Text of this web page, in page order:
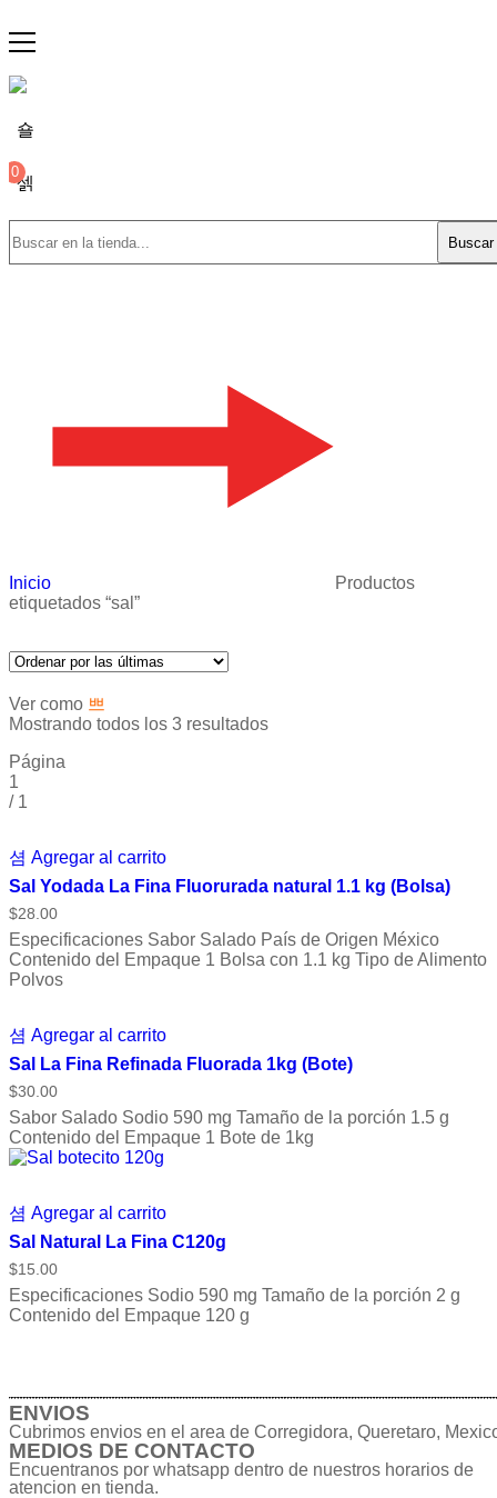
0
Buscar
Inicio
Productos
etiquetados “sal”
Ver como
Mostrando todos los 3 resultados
Página
1
/ 1
Agregar al carrito
Sal Yodada La Fina Fluorurada natural 1.1 kg (Bolsa)
$28.00
Especificaciones Sabor Salado País de Origen México
Contenido del Empaque 1 Bolsa con 1.1 kg Tipo de Alimento
Polvos
Agregar al carrito
Sal La Fina Refinada Fluorada 1kg (Bote)
$30.00
Sabor Salado Sodio 590 mg Tamaño de la porción 1.5 g
Contenido del Empaque 1 Bote de 1kg
Agregar al carrito
Sal Natural La Fina C120g
$15.00
Especificaciones Sodio 590 mg Tamaño de la porción 2 g
Contenido del Empaque 120 g
ENVIOS
Cubrimos envios en el area de Corregidora, Queretaro,
MEDIOS DE CONTACTO
Encuentranos por whatsapp dentro de nuestros horarios de
atencion en tienda.